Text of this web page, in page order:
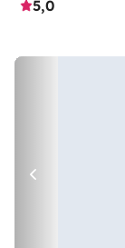
5,0